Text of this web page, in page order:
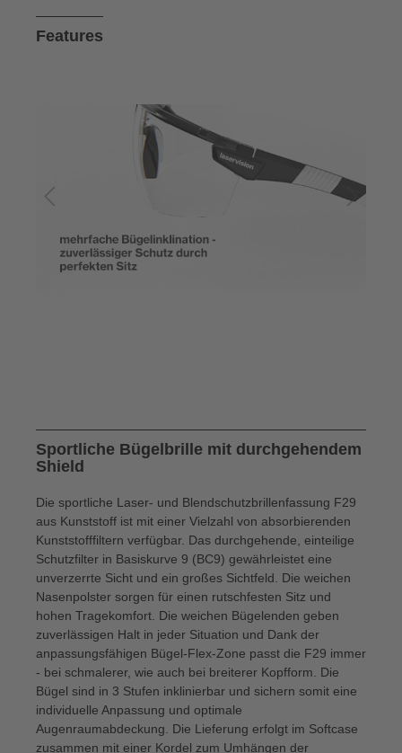
Features
Sportliche Bügelbrille mit durchgehendem
Shield
Die sportliche Laser- und Blendschutzbrillenfassung F29
aus Kunststoff ist mit einer Vielzahl von absorbierenden
Kunststofffiltern verfügbar. Das durchgehende, einteilige
Schutzfilter in Basiskurve 9 (BC9) gewährleistet eine
unverzerrte Sicht und ein großes Sichtfeld. Die weichen
Nasenpolster sorgen für einen rutschfesten Sitz und
hohen Tragekomfort. Die weichen Bügelenden geben
zuverlässigen Halt in jeder Situation und Dank der
anpassungsfähigen Bügel-Flex-Zone passt die F29 immer
- bei schmalerer, wie auch bei breiterer Kopfform. Die
Bügel sind in 3 Stufen inklinierbar und sichern somit eine
individuelle Anpassung und optimale
Augenraumabdeckung. Die Lieferung erfolgt im Softcase
zusammen mit einer Kordel zum Umhängen der